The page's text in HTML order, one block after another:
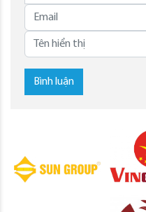
Bình luận